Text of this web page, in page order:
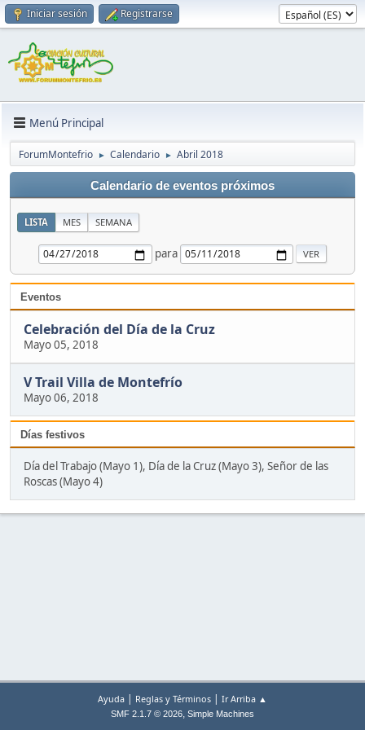
Iniciar sesión Registrarse
Menú Principal
ForumMontefrio ► Calendario ► Abril 2018
Calendario de eventos próximos
LISTA MES SEMANA
para
Eventos
Celebración del Día de la Cruz
Mayo 05, 2018
V Trail Villa de Montefrío
Mayo 06, 2018
Días festivos
Día del Trabajo (Mayo 1), Día de la Cruz (Mayo 3), Señor de las
Roscas (Mayo 4)
Ayuda | Reglas y Términos | Ir Arriba ▲
SMF 2.1.7 © 2026, Simple Machines